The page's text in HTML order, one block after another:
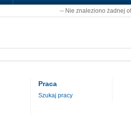
-- Nie znaleziono żadnej
Praca
Szukaj pracy